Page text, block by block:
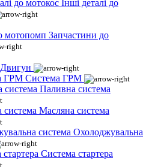
Інші деталі до
Запчастини до
Двигун
Система ГРМ
Паливна система
Масляна система
Охолоджувальна
Система стартера